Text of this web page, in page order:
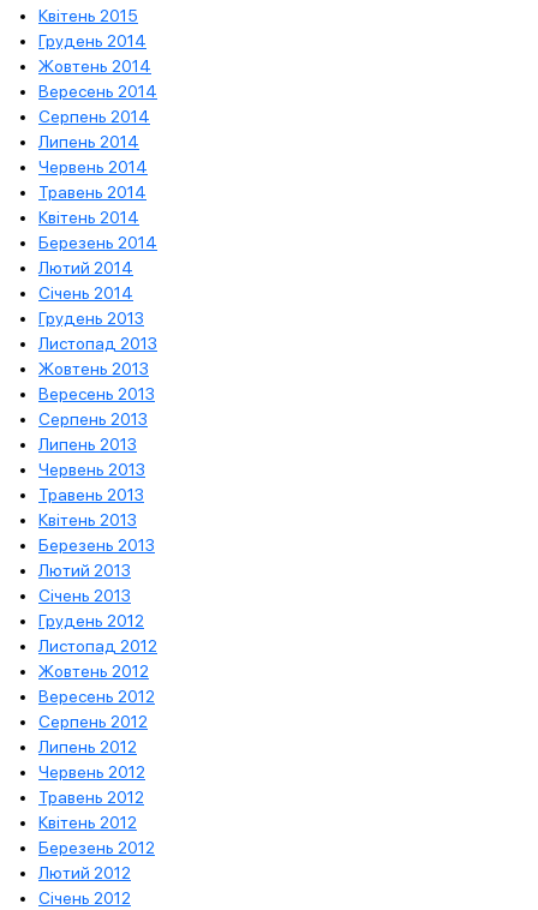
Квітень 2015
Грудень 2014
Жовтень 2014
Вересень 2014
Серпень 2014
Липень 2014
Червень 2014
Травень 2014
Квітень 2014
Березень 2014
Лютий 2014
Січень 2014
Грудень 2013
Листопад 2013
Жовтень 2013
Вересень 2013
Серпень 2013
Липень 2013
Червень 2013
Травень 2013
Квітень 2013
Березень 2013
Лютий 2013
Січень 2013
Грудень 2012
Листопад 2012
Жовтень 2012
Вересень 2012
Серпень 2012
Липень 2012
Червень 2012
Травень 2012
Квітень 2012
Березень 2012
Лютий 2012
Січень 2012